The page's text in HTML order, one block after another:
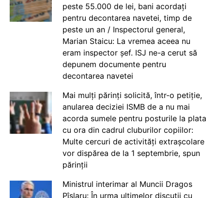
peste 55.000 de lei, bani acordați
pentru decontarea navetei, timp de
peste un an / Inspectorul general,
Marian Staicu: La vremea aceea nu
eram inspector șef. ISJ ne-a cerut să
depunem documente pentru
decontarea navetei
Mai mulți părinți solicită, într-o petiție,
anularea deciziei ISMB de a nu mai
acorda sumele pentru posturile la plata
cu ora din cadrul cluburilor copiilor:
Multe cercuri de activități extrașcolare
vor dispărea de la 1 septembrie, spun
părinții
Ministrul interimar al Muncii Dragos
Pîslaru: În urma ultimelor discuții cu